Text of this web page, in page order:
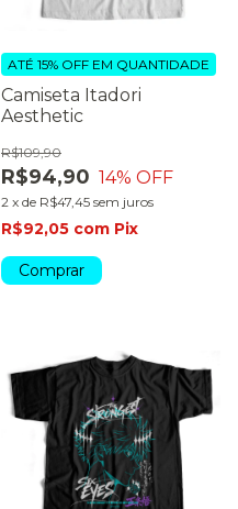
Camiseta Itadori
Aesthetic
R$94,90
R$109,90
14% OFF
2 x de R$47,45 sem juros
ATÉ 15% OFF EM QUANTIDADE
R$92,05 com Pix
Comprar